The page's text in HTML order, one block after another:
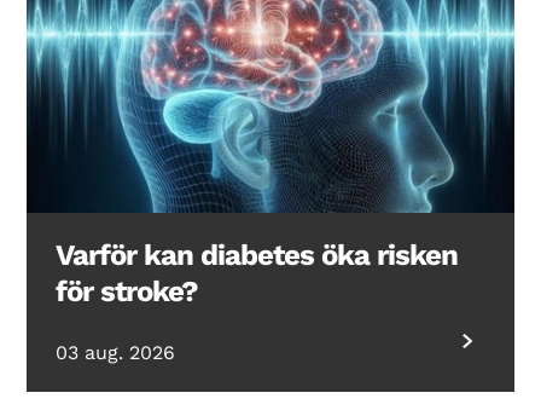
Varför kan diabetes öka risken
för stroke?
03 aug. 2026